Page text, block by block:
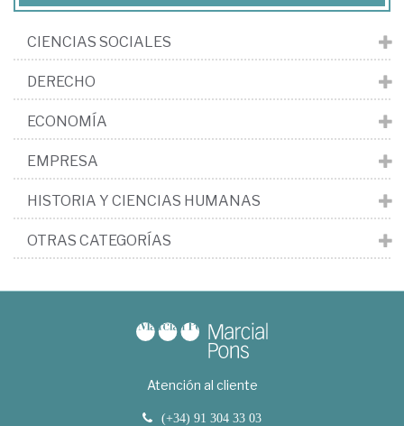
CIENCIAS SOCIALES
DERECHO
ECONOMÍA
EMPRESA
HISTORIA Y CIENCIAS HUMANAS
OTRAS CATEGORÍAS
Atención al cliente
(+34) 91 304 33 03